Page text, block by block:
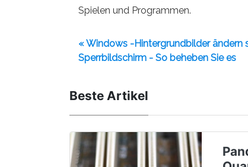
Spielen und Programmen.
« Windows -Hintergrundbilder ändern
Sperrbildschirm - So beheben Sie es
Beste Artikel